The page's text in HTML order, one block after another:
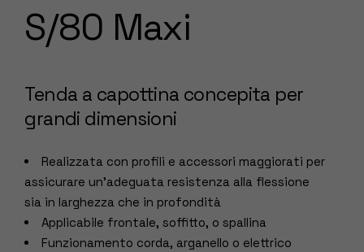
S/80 Maxi
Tenda a capottina concepita per
grandi dimensioni
Realizzata con profili e accessori maggiorati per
assicurare un’adeguata resistenza alla flessione
sia in larghezza che in profondità
Applicabile frontale, soffitto, o spallina
Funzionamento corda, arganello o elettrico